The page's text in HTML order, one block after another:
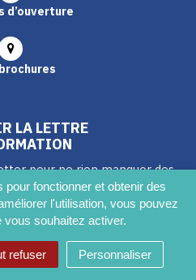
fonctionner et obtenir des
l'utilisation, vous pouvez
vous souhaitez activer.
refuser Personnaliser
d’ouverture
LA LETTRE
pour ne rien manquer des
prochains événements
LÉGALES